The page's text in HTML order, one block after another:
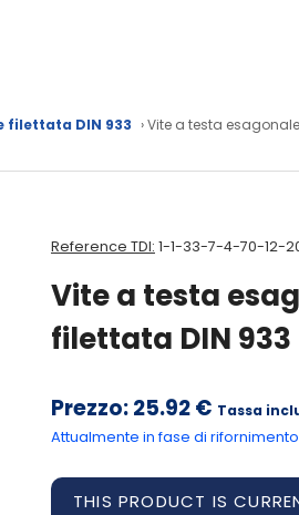
filettata DIN 933 › Vite a testa
Reference TDI: 1-1-33-7-4-70-12-
Vite a testa
filettata DIN 933
Prezzo:25.92 € Tassa
Attualmente in fase di rifornimento
THIS PRODUCT IS